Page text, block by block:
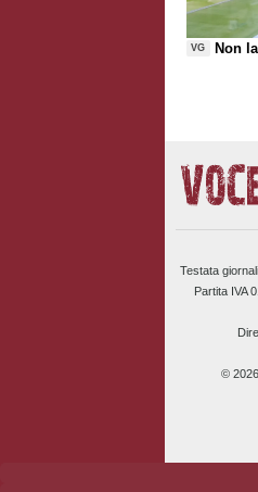
VG Non
Testata
Partita IVA
©